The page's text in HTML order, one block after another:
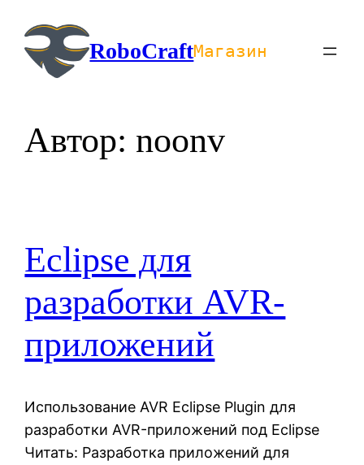
содержимомуRoboCraftМагазин
Автор: noonv
Eclipse для
разработки AVR-
приложений
Использование AVR Eclipse Plugin для
разработки AVR-приложений под Eclipse
Читать: Разработка приложений для